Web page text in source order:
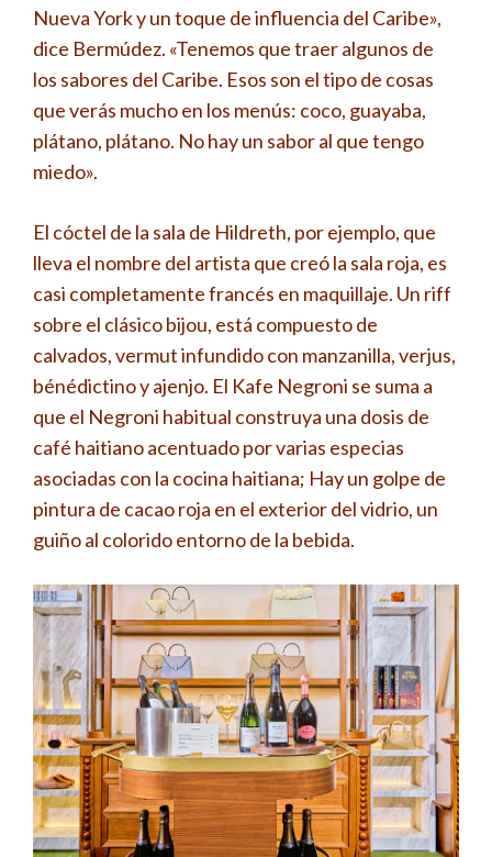
Nueva York y un toque de influencia del Caribe»,
dice Bermúdez. «Tenemos que traer algunos de
los sabores del Caribe. Esos son el tipo de cosas
que verás mucho en los menús: coco, guayaba,
plátano, plátano. No hay un sabor al que tengo
miedo».
El cóctel de la sala de Hildreth, por ejemplo, que
lleva el nombre del artista que creó la sala roja, es
casi completamente francés en maquillaje. Un riff
sobre el clásico bijou, está compuesto de
calvados, vermut infundido con manzanilla, verjus,
bénédictino y ajenjo. El Kafe Negroni se suma a
que el Negroni habitual construya una dosis de
café haitiano acentuado por varias especias
asociadas con la cocina haitiana; Hay un golpe de
pintura de cacao roja en el exterior del vidrio, un
guiño al colorido entorno de la bebida.